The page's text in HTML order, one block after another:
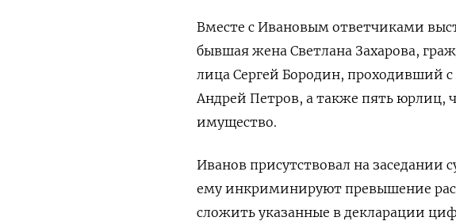
Вместе с Ивановым ответчиками
бывшая жена Светлана Захарова,
лица Сергей Бородин, проходивший
Андрей Петров, а также пять юрлиц,
имущество.
Иванов присутствовал на заседании
ему инкриминируют превышение
сложить указанные в декларации